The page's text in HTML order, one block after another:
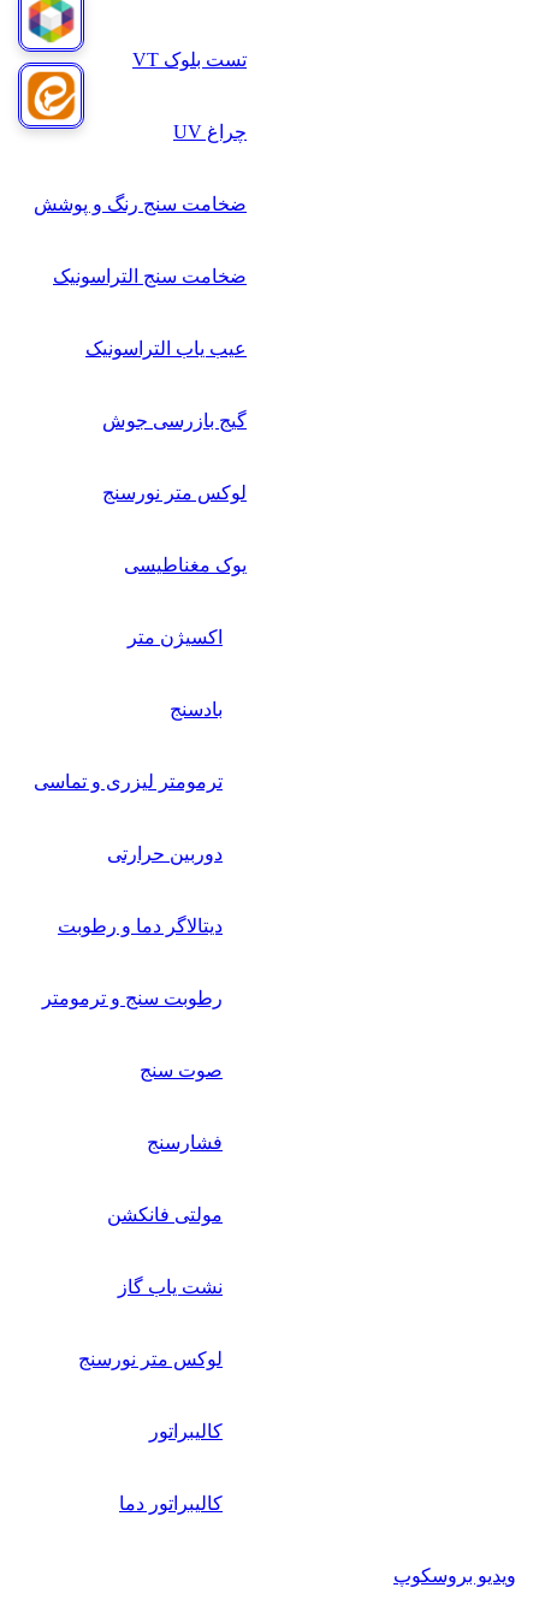
تست بلوک VT
چراغ UV
ضخامت سنج رنگ و پوشش
ضخامت سنج التراسونیک
عیب یاب التراسونیک
گیج بازرسی جوش
لوکس متر نورسنج
یوک مغناطیسی
اکسیژن متر
بادسنج
ترمومتر لیزری و تماسی
دوربین حرارتی
دیتالاگر دما و رطوبت
رطوبت سنج و ترمومتر
صوت سنج
فشارسنج
مولتی فانکشن
نشت یاب گاز
لوکس متر نورسنج
کالیبراتور
کالیبراتور دما
ویدیو بروسکوپ